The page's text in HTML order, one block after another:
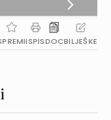
ISPISDOCBILJEŠKE